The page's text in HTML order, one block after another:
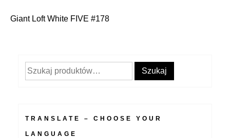
Nawigacja
Giant Loft White FIVE #178
Szukaj: Szukaj
TRANSLATE – CHOOSE YOUR
LANGUAGE